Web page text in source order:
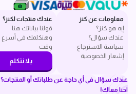
معلومات عن كنز
إيه هو كنز؟
عندك سؤال؟
سياسة الاسترجاع
إشعار الخصوصية
عندك منتجات لكنز؟
قولنا بياناتك هنا
وهنكلمك في أسرع
وقت
يلا نتكلم
عندك سؤال في أي حاجة عن طلباتك أو المنتجات؟
احنا معاك!